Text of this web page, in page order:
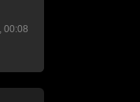
00:08